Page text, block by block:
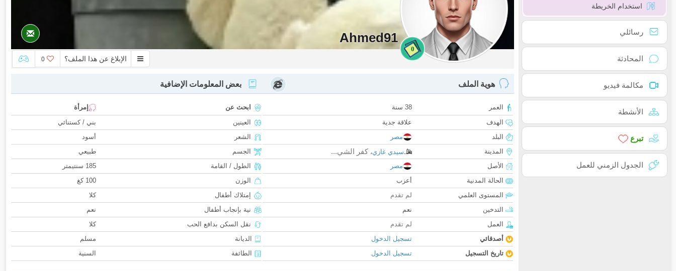
استخدام الخريطة
رسائلي
المحادثة
مكالمة فيديو
الأنشطة
تبرع
الجدول الزمني للعمل
0
Ahmed91
الإبلاغ عن هذا الملف؟ 0
هوية الملف
العمر
38 سنة
الهدف
علاقة جدية
البلد
مصر
المدينة
سيدي غازي، كفر الشي...
الأصل
مصر
الحالة المدنية
أعزب
المستوى العلمي
لم تقدم
التدخين
نعم
العمل
لم تقدم
أصدقائي
تسجيل الدخول
تاريخ التسجيل
تسجيل الدخول
بعض المعلومات الإضافية
ابحث عن
إمرأة
العينين
بني / كستنائي
الشعر
أسود
الجسم
طبيعي
الطول / القامة
185 سنتيمتر
الوزن
100 كغ
إمتلاك أطفال
كلا
نية بإنجاب أطفال
نعم
نقل السكن بدافع الحب
كلا
الديانة
مسلم
الطائفة
السنية